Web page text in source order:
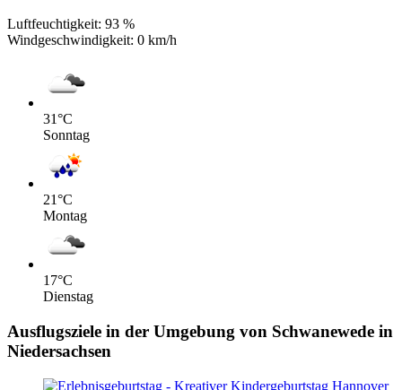
Luftfeuchtigkeit: 93 %
Windgeschwindigkeit: 0 km/h
31°C
Sonntag
21°C
Montag
17°C
Dienstag
Ausflugsziele in der Umgebung von Schwanewede in
Niedersachsen